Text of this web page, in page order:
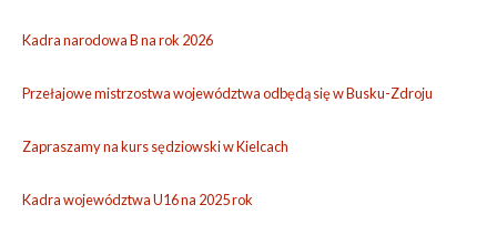
Kadra narodowa B na rok 2026
Przełajowe mistrzostwa województwa odbędą się w Busku-Zdroju
Zapraszamy na kurs sędziowski w Kielcach
Kadra województwa U16 na 2025 rok
c
i
a